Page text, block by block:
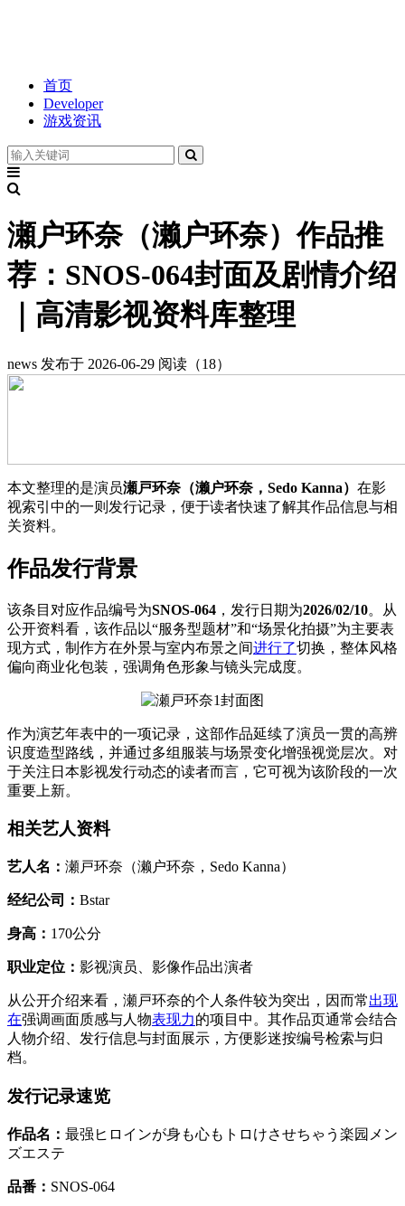
首页
Developer
游戏资讯
瀬户环奈（濑户环奈）作品推
荐：SNOS-064封面及剧情介绍
｜高清影视资料库整理
news 发布于 2026-06-29 阅读（18）
本文整理的是演员瀬戸环奈（濑户环奈，Sedo Kanna） 在影
视索引中的一则发行记录，便于读者快速了解其作品信息与相
关资料。
作品发行背景
该条目对应作品编号为SNOS-064 ，发行日期为2026/02/10。从
公开资料看，该作品以“服务型题材”和“场景化拍摄”为主要表
现方式，制作方在外景与室内布景之间进行了切换，整体风格
偏向商业化包装，强调角色形象与镜头完成度。
作为演艺年表中的一项记录，这部作品延续了演员一贯的高辨
识度造型路线，并通过多组服装与场景变化增强视觉层次。对
于关注日本影视发行动态的读者而言，它可视为该阶段的一次
重要上新。
相关艺人资料
艺人名： 瀬戸环奈（濑户环奈，Sedo Kanna）
经纪公司： Bstar
身高： 170公分
职业定位： 影视演员、影像作品出演者
从公开介绍来看，瀬戸环奈的个人条件较为突出，因而常出现
在强调画面质感与人物表现力的项目中。其作品页通常会结合
人物介绍、发行信息与封面展示，方便影迷按编号检索与归
档。
发行记录速览
作品名： 最强ヒロインが身も心もトロけさせちゃう楽园メン
ズエステ
品番： SNOS-064